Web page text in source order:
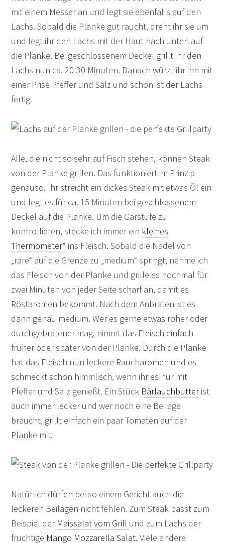
mit einem Messer an und legt sie ebenfalls auf den
Lachs. Sobald die Planke gut raucht, dreht ihr sie um
und legt ihr den Lachs mit der Haut nach unten auf
die Planke. Bei geschlossenem Deckel grillt ihr den
Lachs nun ca. 20-30 Minuten. Danach würzt ihr ihn mit
einer Prise Pfeffer und Salz und schon ist der Lachs
fertig.
Alle, die nicht so sehr auf Fisch stehen, können Steak
von der Planke grillen. Das funktioniert im Prinzip
genauso. Ihr streicht ein dickes Steak mit etwas Öl ein
und legt es für ca. 15 Minuten bei geschlossenem
Deckel auf die Planke. Um die Garstufe zu
kontrollieren, stecke ich immer ein kleines
Thermometer* ins Fleisch. Sobald die Nadel von
„rare“ auf die Grenze zu „medium“ springt, nehme ich
das Fleisch von der Planke und grille es nochmal für
zwei Minuten von jeder Seite scharf an, damit es
Röstaromen bekommt. Nach dem Anbraten ist es
dann genau medium. Wer es gerne etwas roher oder
durchgebratener mag, nimmt das Fleisch einfach
früher oder später von der Planke. Durch die Planke
hat das Fleisch nun leckere Raucharomen und es
schmeckt schon himmlisch, wenn ihr es nur mit
Pfeffer und Salz genießt. Ein Stück Bärlauchbutterist
auch immer lecker und wer noch eine Beilage
braucht, grillt einfach ein paar Tomaten auf der
Planke mit.
Natürlich dürfen bei so einem Gericht auch die
leckeren Beilagen nicht fehlen. Zum Steak passt zum
Beispiel der Maissalat vom Grill und zum Lachs der
fruchtige Mango Mozzarella Salat. Viele andere